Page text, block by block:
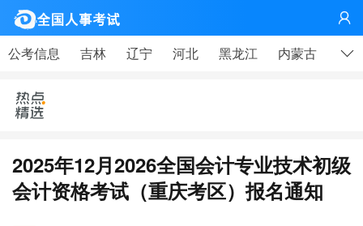

公考信息 吉林 辽宁 河北 黑龙江 内蒙古 山东
2025年12月2026全国会计专业技术初级
会计资格考试（重庆考区）报名通知